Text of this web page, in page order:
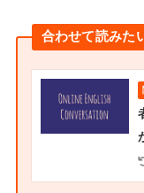
合わせて読みた